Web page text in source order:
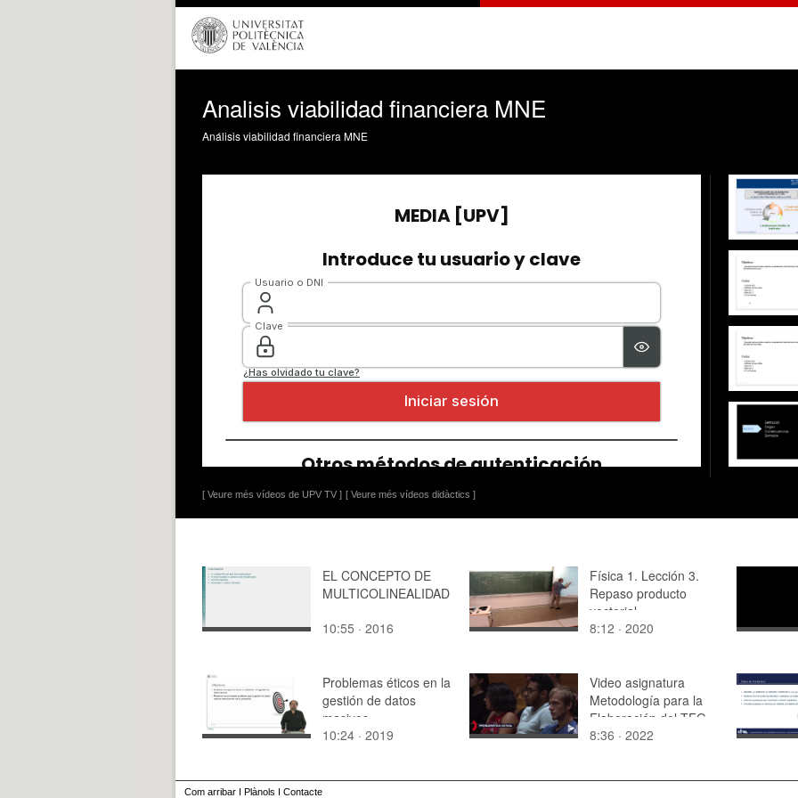
Analisis viabilidad financiera MNE
Análisis viabilidad financiera MNE
[ Veure més vídeos de UPV TV ] [ Veure més vídeos didàctics ]
EL CONCEPTO DE
MULTICOLINEALIDAD
10:55 · 2016
Física 1. Lección 3.
Repaso producto
vectorial
8:12 · 2020
Problemas éticos en la
gestión de datos
masivos
10:24 · 2019
Video asignatura
Metodología para la
Elaboración del TFG
8:36 · 2022
Com arribar I Plànols I Contacte